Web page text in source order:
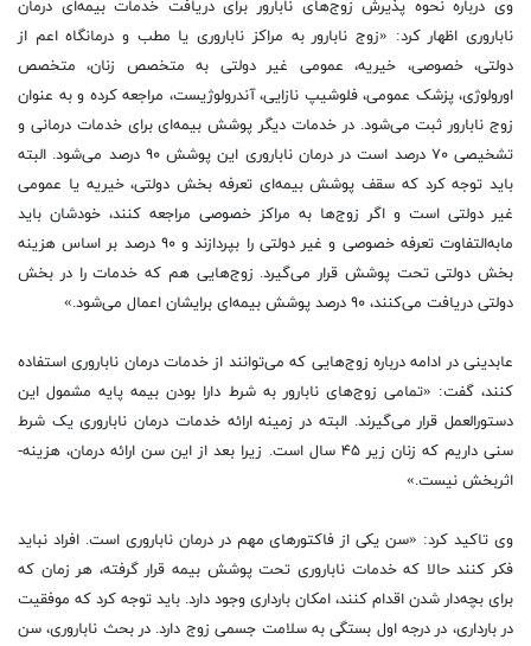
وی درباره نحوه پذیرش زوج‌های نابارور برای دریافت خدمات بیمه‌ای درمان
ناباروری اظهار کرد: «زوج نابارور به مراکز ناباروری یا مطب و درمانگاه اعم از
دولتی، خصوصی، خیریه، عمومی غیر دولتی به متخصص زنان، متخصص
اورولوژی، پزشک عمومی، فلوشیپ نازایی، آندرولوژیست، مراجعه کرده و به عنوان
زوج نابارور ثبت می‌شود. در خدمات دیگر پوشش بیمه‌ای برای خدمات درمانی و
تشخیصی ۷۰ درصد است در درمان ناباروری این پوشش ۹۰ درصد می‌شود. البته
باید توجه کرد که سقف پوشش بیمه‌ای تعرفه ‌بخش دولتی، خیریه یا عمومی
غیر دولتی است و اگر زوج‌ها به مراکز خصوصی مراجعه کنند، خودشان باید
مابه‌التفاوت تعرفه خصوصی و غیر دولتی را بپردازند و ۹۰ درصد بر اساس هزینه
‌بخش دولتی تحت پوشش قرار می‌گیرد. زوج‌هایی هم که خدمات را در ‌بخش
دولتی دریافت می‌کنند، ۹۰ درصد پوشش بیمه‌ای برایشان اعمال می‌شود.»
عابدینی در ادامه درباره زوج‌هایی که می‌توانند از خدمات درمان ناباروری استفاده
کنند، گفت: «تمامی زوج‌های نابارور به شرط دارا بودن بیمه پایه مشمول این
دستورالعمل قرار می‌گیرند. البته در زمینه ارائه خدمات درمان ناباروری یک شرط
سنی داریم که زنان زیر ۴۵ سال است. زیرا بعد از این سن ارائه درمان، هزینه-
اثربخش نیست.»
وی تاکید کرد: «سن یکی از فاکتورهای مهم در درمان ناباروری است. افراد نباید
فکر کنند حالا که خدمات ناباروری تحت پوشش بیمه قرار گرفته، هر زمان که
برای بچه‌دار شدن اقدام کنند، امکان بارداری وجود دارد. باید توجه کرد که موفقیت
در بارداری، در درجه اول بستگی به سلامت جسمی زوج دارد. در بحث ناباروری، سن